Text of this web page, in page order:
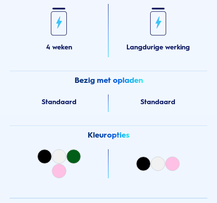
4 weken Langdurige werking
Bezig met opladen
Standaard Standaard
Kleuropties